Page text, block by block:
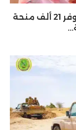
بنت الداه: مشروع تمكين المرأة سيوفر 21 ألف منحة